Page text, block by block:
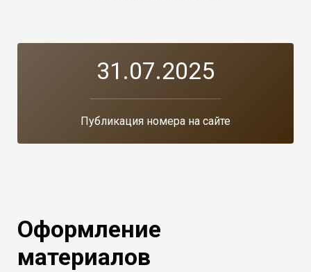
31.07.2025
Публикация номера на сайте
Оформление
материалов